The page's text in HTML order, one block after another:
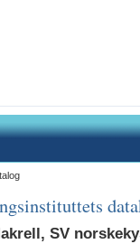
SV